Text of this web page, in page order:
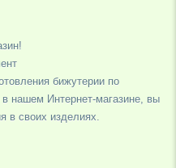
бижутерии по
нашем Интернет-магазине, вы
в своих изделиях.